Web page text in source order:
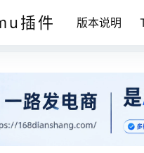
插件 版本说明